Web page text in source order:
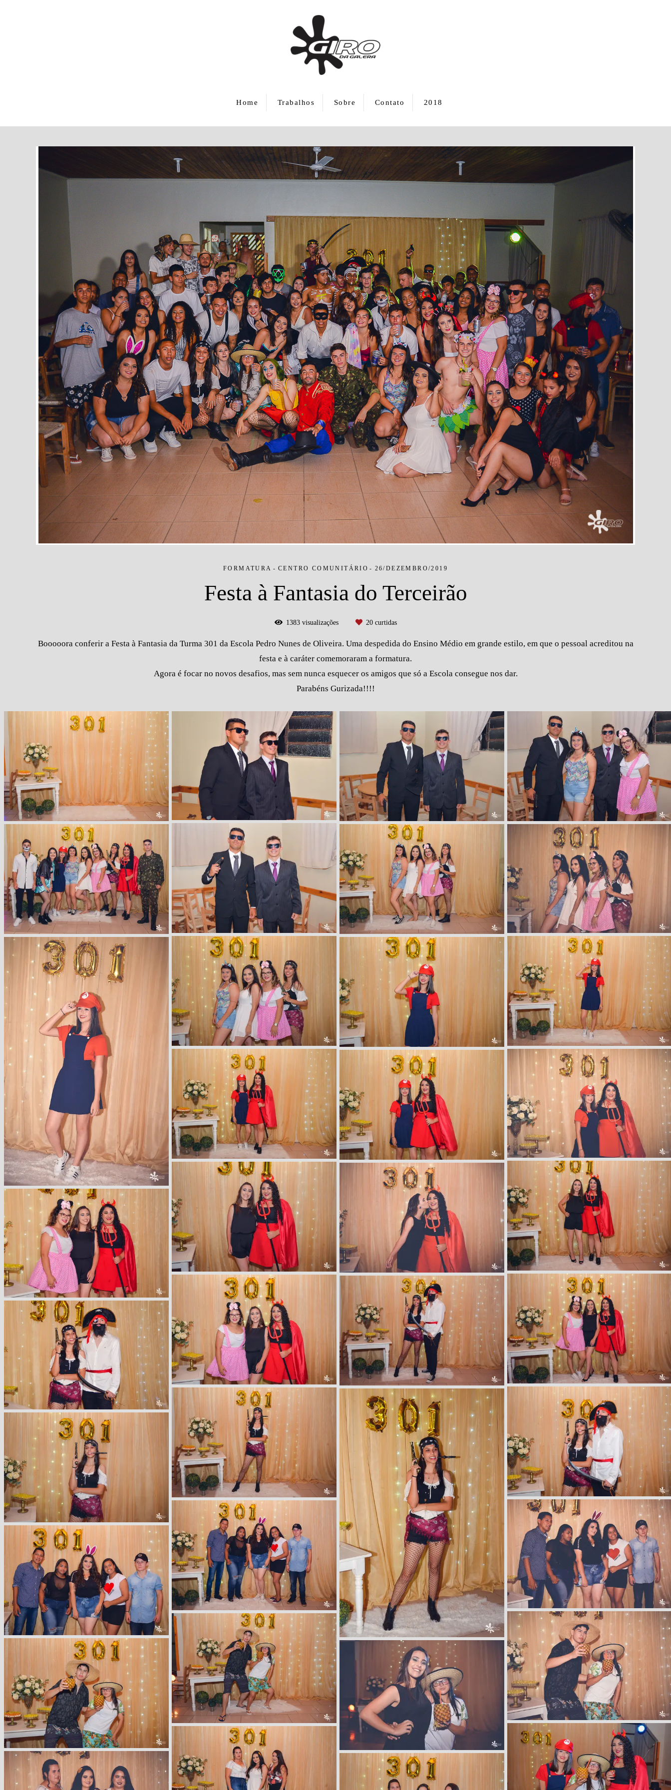
Home Trabalhos Sobre Contato 2018
FORMATURA CENTRO COMUNITÁRIO 26/DEZEMBRO/2019
Festa à Fantasia do Terceirão
1383visualizações 20curtidas
Booooora conferir a Festa à Fantasia da Turma 301 da Escola Pedro Nunes de Oliveira. Uma despedida do Ensino Médio em grande estilo, em que o pessoal acreditou na
festa e à caráter comemoraram a formatura.
Agora é focar no novos desafios, mas sem nunca esquecer os amigos que só a Escola consegue nos dar.
Parabéns Gurizada!!!!